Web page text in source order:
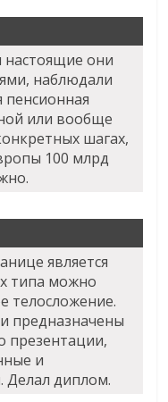
они
наблюдали
пенсионная
или вообще
шагах,
100 млрд
является
типа можно
телосложение.
предназначены
презентации,
и
Делал диплом.